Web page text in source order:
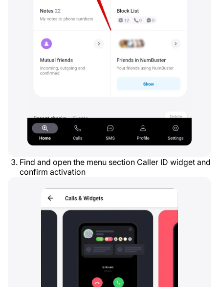
Find and open the menu section Caller ID widget and
confirm activation